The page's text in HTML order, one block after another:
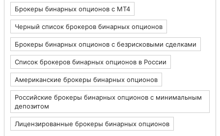
Брокеры бинарных опционов с МТ4
Черный список брокеров бинарных опционов
Брокеры бинарных опционов с безрисковыми сделками
Список брокеров бинарных опционов в России
Американские брокеры бинарных опционов
Российские брокеры бинарных опционов с минимальным
депозитом
Лицензированные брокеры бинарных опционов